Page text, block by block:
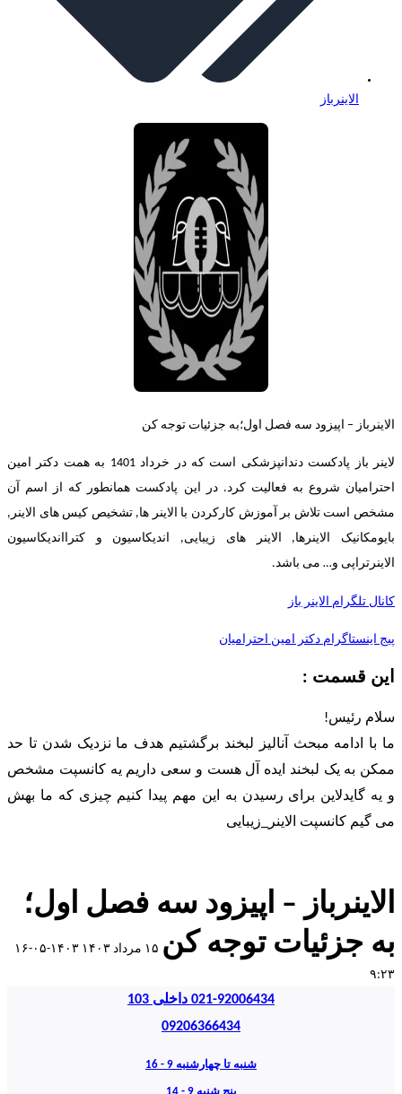
الاینرباز
الاینرباز – اپیزود سه فصل اول؛به جزئیات توجه کن
لاینر باز پادکست دندانپزشکی است که در خرداد 1401 به همت دکتر امین
احترامیان شروع به فعالیت کرد. در این پادکست همانطور که از اسم آن
مشخص است تلاش بر آموزش کارکردن با الاینر ها, تشخیص کیس های الاینر,
بایومکانیک الاینرها, الاینر های زیبایی, اندیکاسیون و کترااندیکاسیون
الاینرتراپی و… می باشد.
کانال تلگرام الاینر باز
پیج اینستاگرام دکتر امین احترامیان
این قسمت :
سلام رئیس!
ما با ادامه مبحث آنالیز لبخند برگشتیم هدف ما نزدیک شدن تا حد
ممکن به یک لبخند ایده آل هست و سعی داریم یه کانسپت مشخص
و یه گایدلاین برای رسیدن به این مهم پیدا کنیم چیزی که ما بهش
می گیم کانسپت الاینر_زیبایی​
الاینرباز – اپیزود سه فصل اول؛
به جزئیات توجه کن ۱۵ مرداد ۱۴۰۳
۱۴۰۳-۰۵-۱۶
۹:۲۳
021-92006434 داخلی 103
09206366434
شنبه تا چهارشنبه 9 - 16